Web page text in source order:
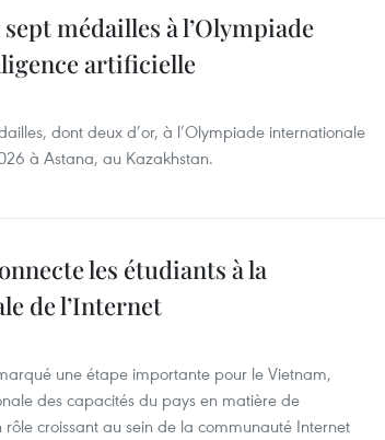
médailles à l’Olympiade
artificielle
dont deux d’or, à l’Olympiade internationale
à Astana, au Kazakhstan.
les étudiants à la
de l’Internet
une étape importante pour le Vietnam,
des capacités du pays en matière de
croissant au sein de la communauté Internet